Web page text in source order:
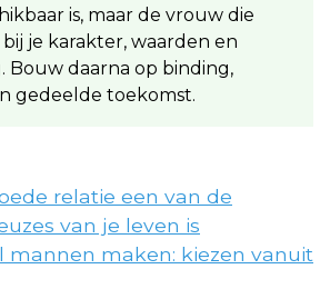
is, maar de vrouw die
je karakter, waarden en
Bouw daarna op binding,
gedeelde toekomst.
relatie een van de
van je leven is
mannen maken: kiezen vanuit